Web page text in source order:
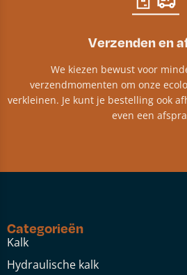
Verzenden en
We kiezen bewust voor
verzendmomenten om onze
verkleinen. Je kunt je bestelling ook
even een
Categorieën
Kalk
Hydraulische kalk